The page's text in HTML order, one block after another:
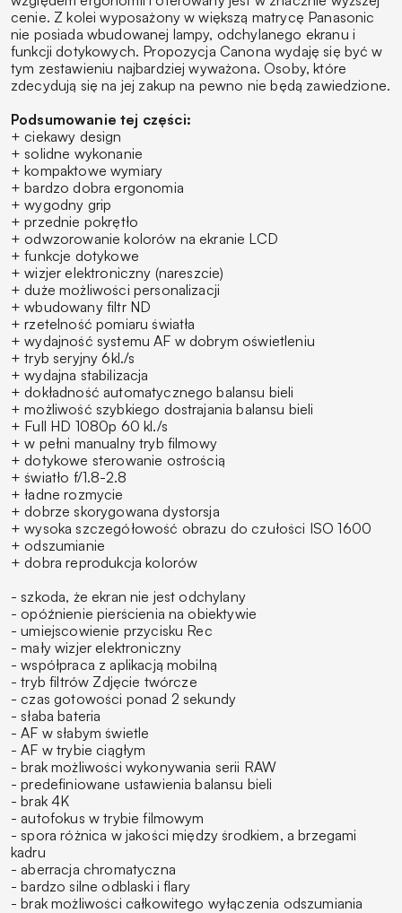
cenie. Z kolei wyposażony w większą matrycę Panasonic
nie posiada wbudowanej lampy, odchylanego ekranu i
funkcji dotykowych. Propozycja Canona wydaję się być w
tym zestawieniu najbardziej wyważona. Osoby, które
zdecydują się na jej zakup na pewno nie będą zawiedzione.
Podsumowanie tej części:
+ ciekawy design
+ solidne wykonanie
+ kompaktowe wymiary
+ bardzo dobra ergonomia
+ wygodny grip
+ przednie pokrętło
+ odwzorowanie kolorów na ekranie LCD
+ funkcje dotykowe
+ wizjer elektroniczny (nareszcie)
+ duże możliwości personalizacji
+ wbudowany filtr ND
+ rzetelność pomiaru światła
+ wydajność systemu AF w dobrym oświetleniu
+ tryb seryjny 6kl./s
+ wydajna stabilizacja
+ dokładność automatycznego balansu bieli
+ możliwość szybkiego dostrajania balansu bieli
+ Full HD 1080p 60 kl./s
+ w pełni manualny tryb filmowy
+ dotykowe sterowanie ostrością
+ światło f/1.8-2.8
+ ładne rozmycie
+ dobrze skorygowana dystorsja
+ wysoka szczegółowość obrazu do czułości ISO 1600
+ odszumianie
+ dobra reprodukcja kolorów
- szkoda, że ekran nie jest odchylany
- opóźnienie pierścienia na obiektywie
- umiejscowienie przycisku Rec
- mały wizjer elektroniczny
- współpraca z aplikacją mobilną
- tryb filtrów Zdjęcie twórcze
- czas gotowości ponad 2 sekundy
- słaba bateria
- AF w słabym świetle
- AF w trybie ciągłym
- brak możliwości wykonywania serii RAW
- predefiniowane ustawienia balansu bieli
- brak 4K
- autofokus w trybie filmowym
- spora różnica w jakości między środkiem, a brzegami
kadru
- aberracja chromatyczna
- bardzo silne odblaski i flary
- brak możliwości całkowitego wyłączenia odszumiania